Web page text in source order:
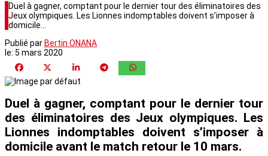
Duel à gagner, comptant pour le dernier tour des éliminatoires des
Jeux olympiques. Les Lionnes indomptables doivent s’imposer à
domicile…
Publié parBertin ONANA
le: 5 mars 2020
Duel à gagner, comptant pour le dernier tour
des éliminatoires des Jeux olympiques. Les
Lionnes indomptables doivent s’imposer à
domicile avant le match retour le 10 mars.